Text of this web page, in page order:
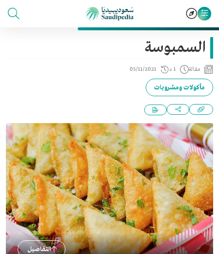
السمبوسة
مقالة 1 د 05/11/2021
مأكولات ومشروبات
التفاصيل